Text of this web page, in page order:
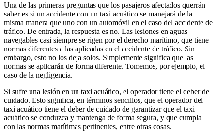
Una de las primeras preguntas que los pasajeros afectados querrán
saber es si un accidente con un taxi acuático se manejará de la
misma manera que uno con un automóvil en el caso del accidente de
tráfico. De entrada, la respuesta es no. Las lesiones en aguas
navegables casi siempre se rigen por el derecho marítimo, que tiene
normas diferentes a las aplicadas en el accidente de tráfico. Sin
embargo, esto no los deja solos. Simplemente significa que las
normas se aplicarán de forma diferente. Tomemos, por ejemplo, el
caso de la negligencia.
Si sufre una lesión en un taxi acuático, el operador tiene el deber de
cuidado. Esto significa, en términos sencillos, que el operador del
taxi acuático tiene el deber de cuidado de garantizar que el taxi
acuático se conduzca y mantenga de forma segura, y que cumpla
con las normas marítimas pertinentes, entre otras cosas.